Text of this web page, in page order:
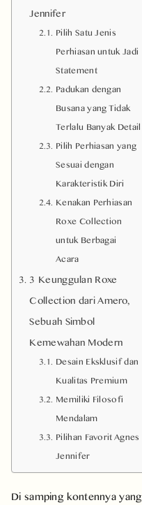
Jennifer
Pilih Satu Jenis
Perhiasan untuk Jadi
Statement
Padukan dengan
Busana yang Tidak
Terlalu Banyak Detail
Pilih Perhiasan yang
Sesuai dengan
Karakteristik Diri
Kenakan Perhiasan
Roxe Collection
untuk Berbagai
Acara
3 Keunggulan Roxe
Collection dari Amero,
Sebuah Simbol
Kemewahan Modern
Desain Eksklusif dan
Kualitas Premium
Memiliki Filosofi
Mendalam
Pilihan Favorit Agnes
Jennifer
Di samping kontennya yang